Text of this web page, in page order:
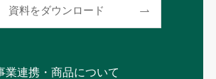
資料をダウンロード
業連携・商品について